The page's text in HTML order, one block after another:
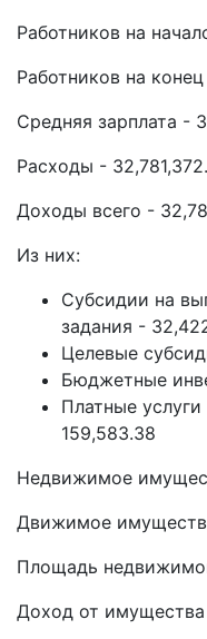
Работников на
Работников на
Средняя зарплата -
Расходы -
Доходы всего -
Из них:
Субсидии на
задания -
Целевые
Бюджетные
Платные
159,583.38
Недвижимое
Движимое
Площадь
Доход от